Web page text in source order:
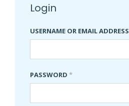
Login
USERNAME OR EMAIL ADDRESS
PASSWORD *